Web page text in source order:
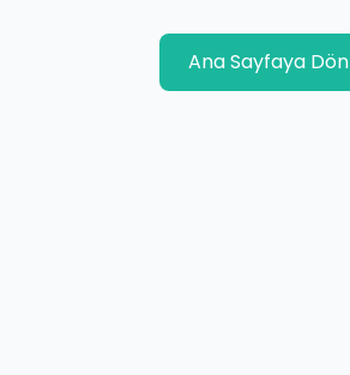
Ana Sayfaya Dön